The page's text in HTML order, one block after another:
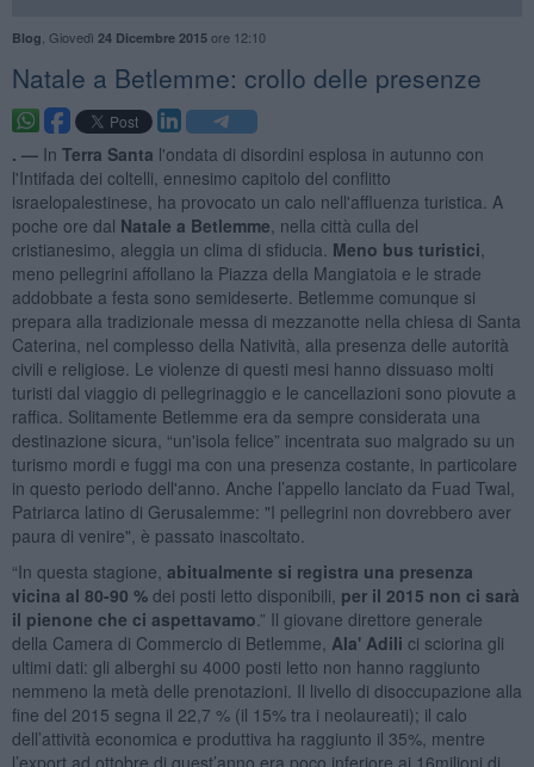
Blog Giovedì 24 Dicembre 2015ore 12:10
Natale a Betlemme: crollo delle presenze
. — In Terra Santa l'ondata di disordini esplosa in autunno con
l'Intifada dei coltelli, ennesimo capitolo del conflitto
israelopalestinese, ha provocato un calo nell'affluenza turistica. A
poche ore dal Natale a Betlemme , nella città culla del
cristianesimo, aleggia un clima di sfiducia. Meno bus turistici
meno pellegrini affollano la Piazza della Mangiatoia e le strade
addobbate a festa sono semideserte. Betlemme comunque si
prepara alla tradizionale messa di mezzanotte nella chiesa di Santa
Caterina, nel complesso della Natività, alla presenza delle autorità
civili e religiose. Le violenze di questi mesi hanno dissuaso molti
turisti dal viaggio di pellegrinaggio e le cancellazioni sono piovute a
raffica. Solitamente Betlemme era da sempre considerata una
destinazione sicura, “un'isola felice” incentrata suo malgrado su un
turismo mordi e fuggi ma con una presenza costante, in particolare
in questo periodo dell'anno. Anche l’appello lanciato da Fuad Twal,
Patriarca latino di Gerusalemme: "I pellegrini non dovrebbero aver
paura di venire", è passato inascoltato.
“In questa stagione, abitualmente si registra una presenza
vicina al 80-90 %dei posti letto disponibili, per il 2015 non ci sarà
il pienone che ci aspettavamo .” Il giovane direttore generale
della Camera di Commercio di Betlemme, Ala' Adili ci sciorina gli
ultimi dati: gli alberghi su 4000 posti letto non hanno raggiunto
nemmeno la metà delle prenotazioni. Il livello di disoccupazione alla
fine del 2015 segna il 22,7 % (il 15% tra i neolaureati); il calo
dell’attività economica e produttiva ha raggiunto il 35%, mentre
l’export ad ottobre di quest’anno era poco inferiore ai 16milioni di